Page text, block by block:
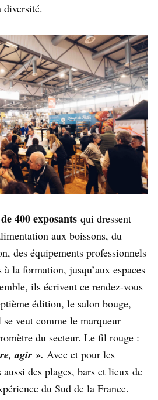
diversité.
400 exposants qui dressent
aux boissons, du
des équipements professionnels
la formation, jusqu’aux espaces
ils écrivent ce rendez-vous
édition, le salon bouge,
veut comme le marqueur
du secteur. Le fil rouge :
agir ». Avec et pour les
des plages, bars et lieux de
du Sud de la France.